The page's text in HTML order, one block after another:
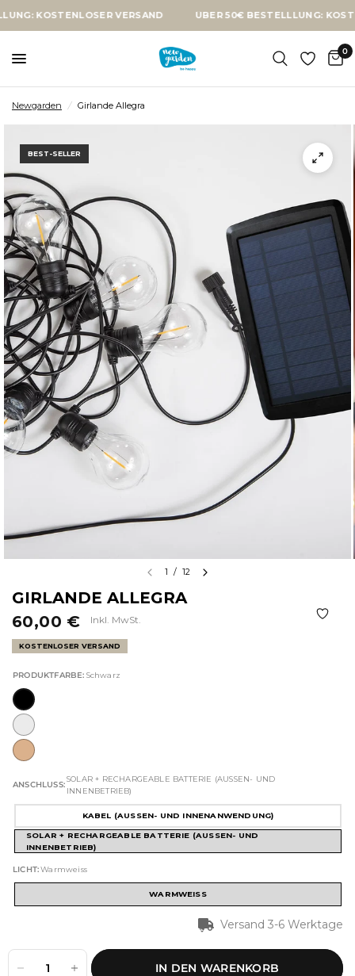
VERSAND ÜBER 50€ BESTELLLUNG: KOSTENLOSER
0
Newgarden / Girlande Allegra
BEST-SELLER
1 / 12
GIRLANDE ALLEGRA
60,00 €
Inkl. MwSt.
KOSTENLOSER VERSAND
PRODUKTFARBE: Schwarz
ANSCHLUSS:
SOLAR + RECHARGEABLE BATTERIE (AUSSEN- UND
INNENBETRIEB)
KABEL (AUSSEN- UND INNENANWENDUNG)
SOLAR + RECHARGEABLE BATTERIE (AUSSEN- UND
INNENBETRIEB)
LICHT:Warmweiss
WARMWEISS
Versand 3-6 Werktage
IN DEN WARENKORB